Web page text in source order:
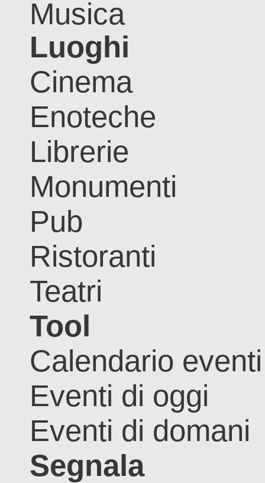
Musica
Luoghi
Cinema
Enoteche
Librerie
Monumenti
Pub
Ristoranti
Teatri
Tool
Calendario eventi
Eventi di oggi
Eventi di domani
Segnala